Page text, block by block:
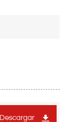
Descargar